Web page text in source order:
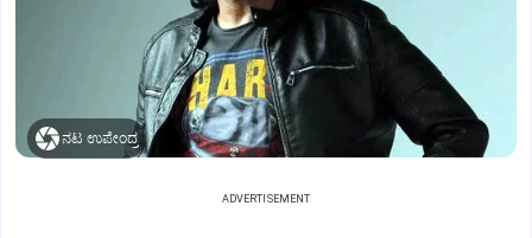
ನಟ ಉಪೇಂದ್ರ
ADVERTISEMENT